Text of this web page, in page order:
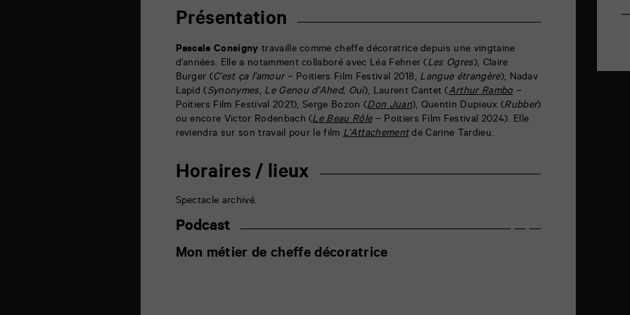
Présentation
Pascale Consigny travaille comme cheffe décoratrice depuis une vingtaine
d’années. Elle a notamment collaboré avec Léa Fehner (Les Ogres), Claire
Burger (C’est ça l’amour– Poitiers Film Festival 2018, Langue étrangère), Nadav
Lapid (Synonymes, Le Genou d’Ahed, Oui), Laurent Cantet (Arthur Rambo–
Poitiers Film Festival 2021), Serge Bozon (Don Juan), Quentin Dupieux (Rubber)
ou encore Victor Rodenbach (Le Beau Rôle– Poitiers Film Festival 2024). Elle
reviendra sur son travail pour le film L’Attachementde Carine Tardieu.
Horaires / lieux
Spectacle archivé.
Podcast
Mon métier de cheffe décoratrice